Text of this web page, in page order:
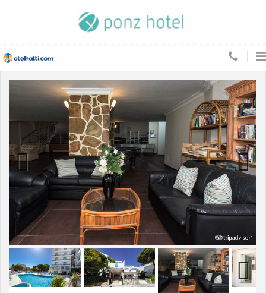
Previous Next
Previous Next